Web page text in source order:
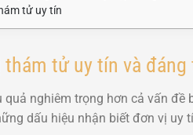
tử uy tín
tử uy tín và đáng
nghiêm trọng hơn cả vấn
dấu hiệu nhận biết đơn vị uy